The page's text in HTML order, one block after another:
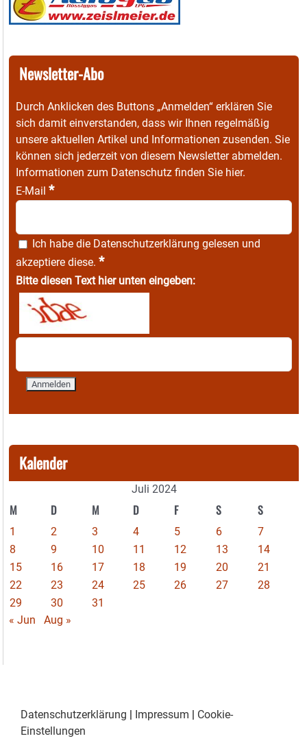
Newsletter-Abo
Durch Anklicken des Buttons „Anmelden“ erklären Sie
sich damit einverstanden, dass wir Ihnen regelmäßig
unsere aktuellen Artikel und Informationen zusenden. Sie
können sich jederzeit von diesem Newsletter abmelden.
Informationen zum Datenschutz finden Sie hier.
E-Mail *
Ich habe die Datenschutzerklärung gelesen und
akzeptiere diese. *
Bitte diesen Text hier unten eingeben:
Kalender
Juli 2024
M D M D F S S
1 2 3 4 5 6
7
8
9 10 11 12 13
14
15
16 17 18 19 20
21
22
23 24 25 26 27
28
29
30
31
« Jun
Aug »
Datenschutzerklärung | Impressum | Cookie-
Einstellungen